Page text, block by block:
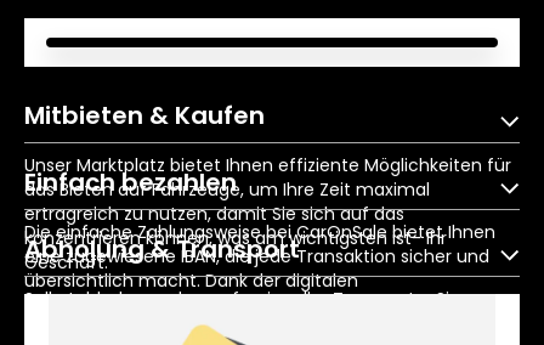
Mitbieten & Kaufen
Unser Marktplatz bietet Ihnen effiziente Möglichkeiten für
das Bieten auf Fahrzeuge, um Ihre Zeit maximal
ertragreich zu nutzen, damit Sie sich auf das
konzentrieren können, was am wichtigsten ist- Ihr
Geschäft.
Einfach bezahlen
Die einfache Zahlungsweise bei CarOnSale bietet Ihnen
eine zugewiesene IBAN, die jede Transaktion sicher und
übersichtlich macht. Dank der digitalen
den Überblick und können Ihre Zahlungen unkompliziert
Abholung & Transport
Selbstabholung oder professioneller Transport – Sie
haben die Wahl. Wir bieten Ihnen maximale Flexibilität bei
Dokumente erhalten